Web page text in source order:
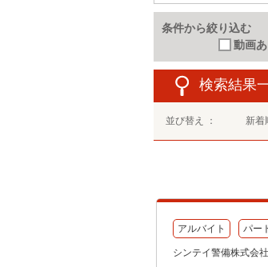
条件から絞り込む
動画あ
検索結果
並び替え ： 新着
アルバイト パー
シンテイ警備株式会